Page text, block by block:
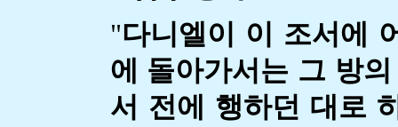
"다니엘이 이 조서에
에 돌아가서는 그 방
서 전에 행하던 대로